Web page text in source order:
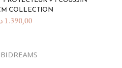
COLLECTION
1.390,00